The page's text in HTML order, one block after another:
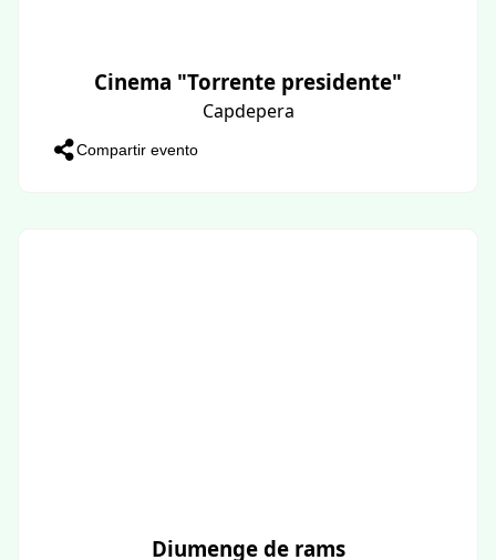
Cinema "Torrente presidente"
Capdepera
Compartir evento
Diumenge de rams